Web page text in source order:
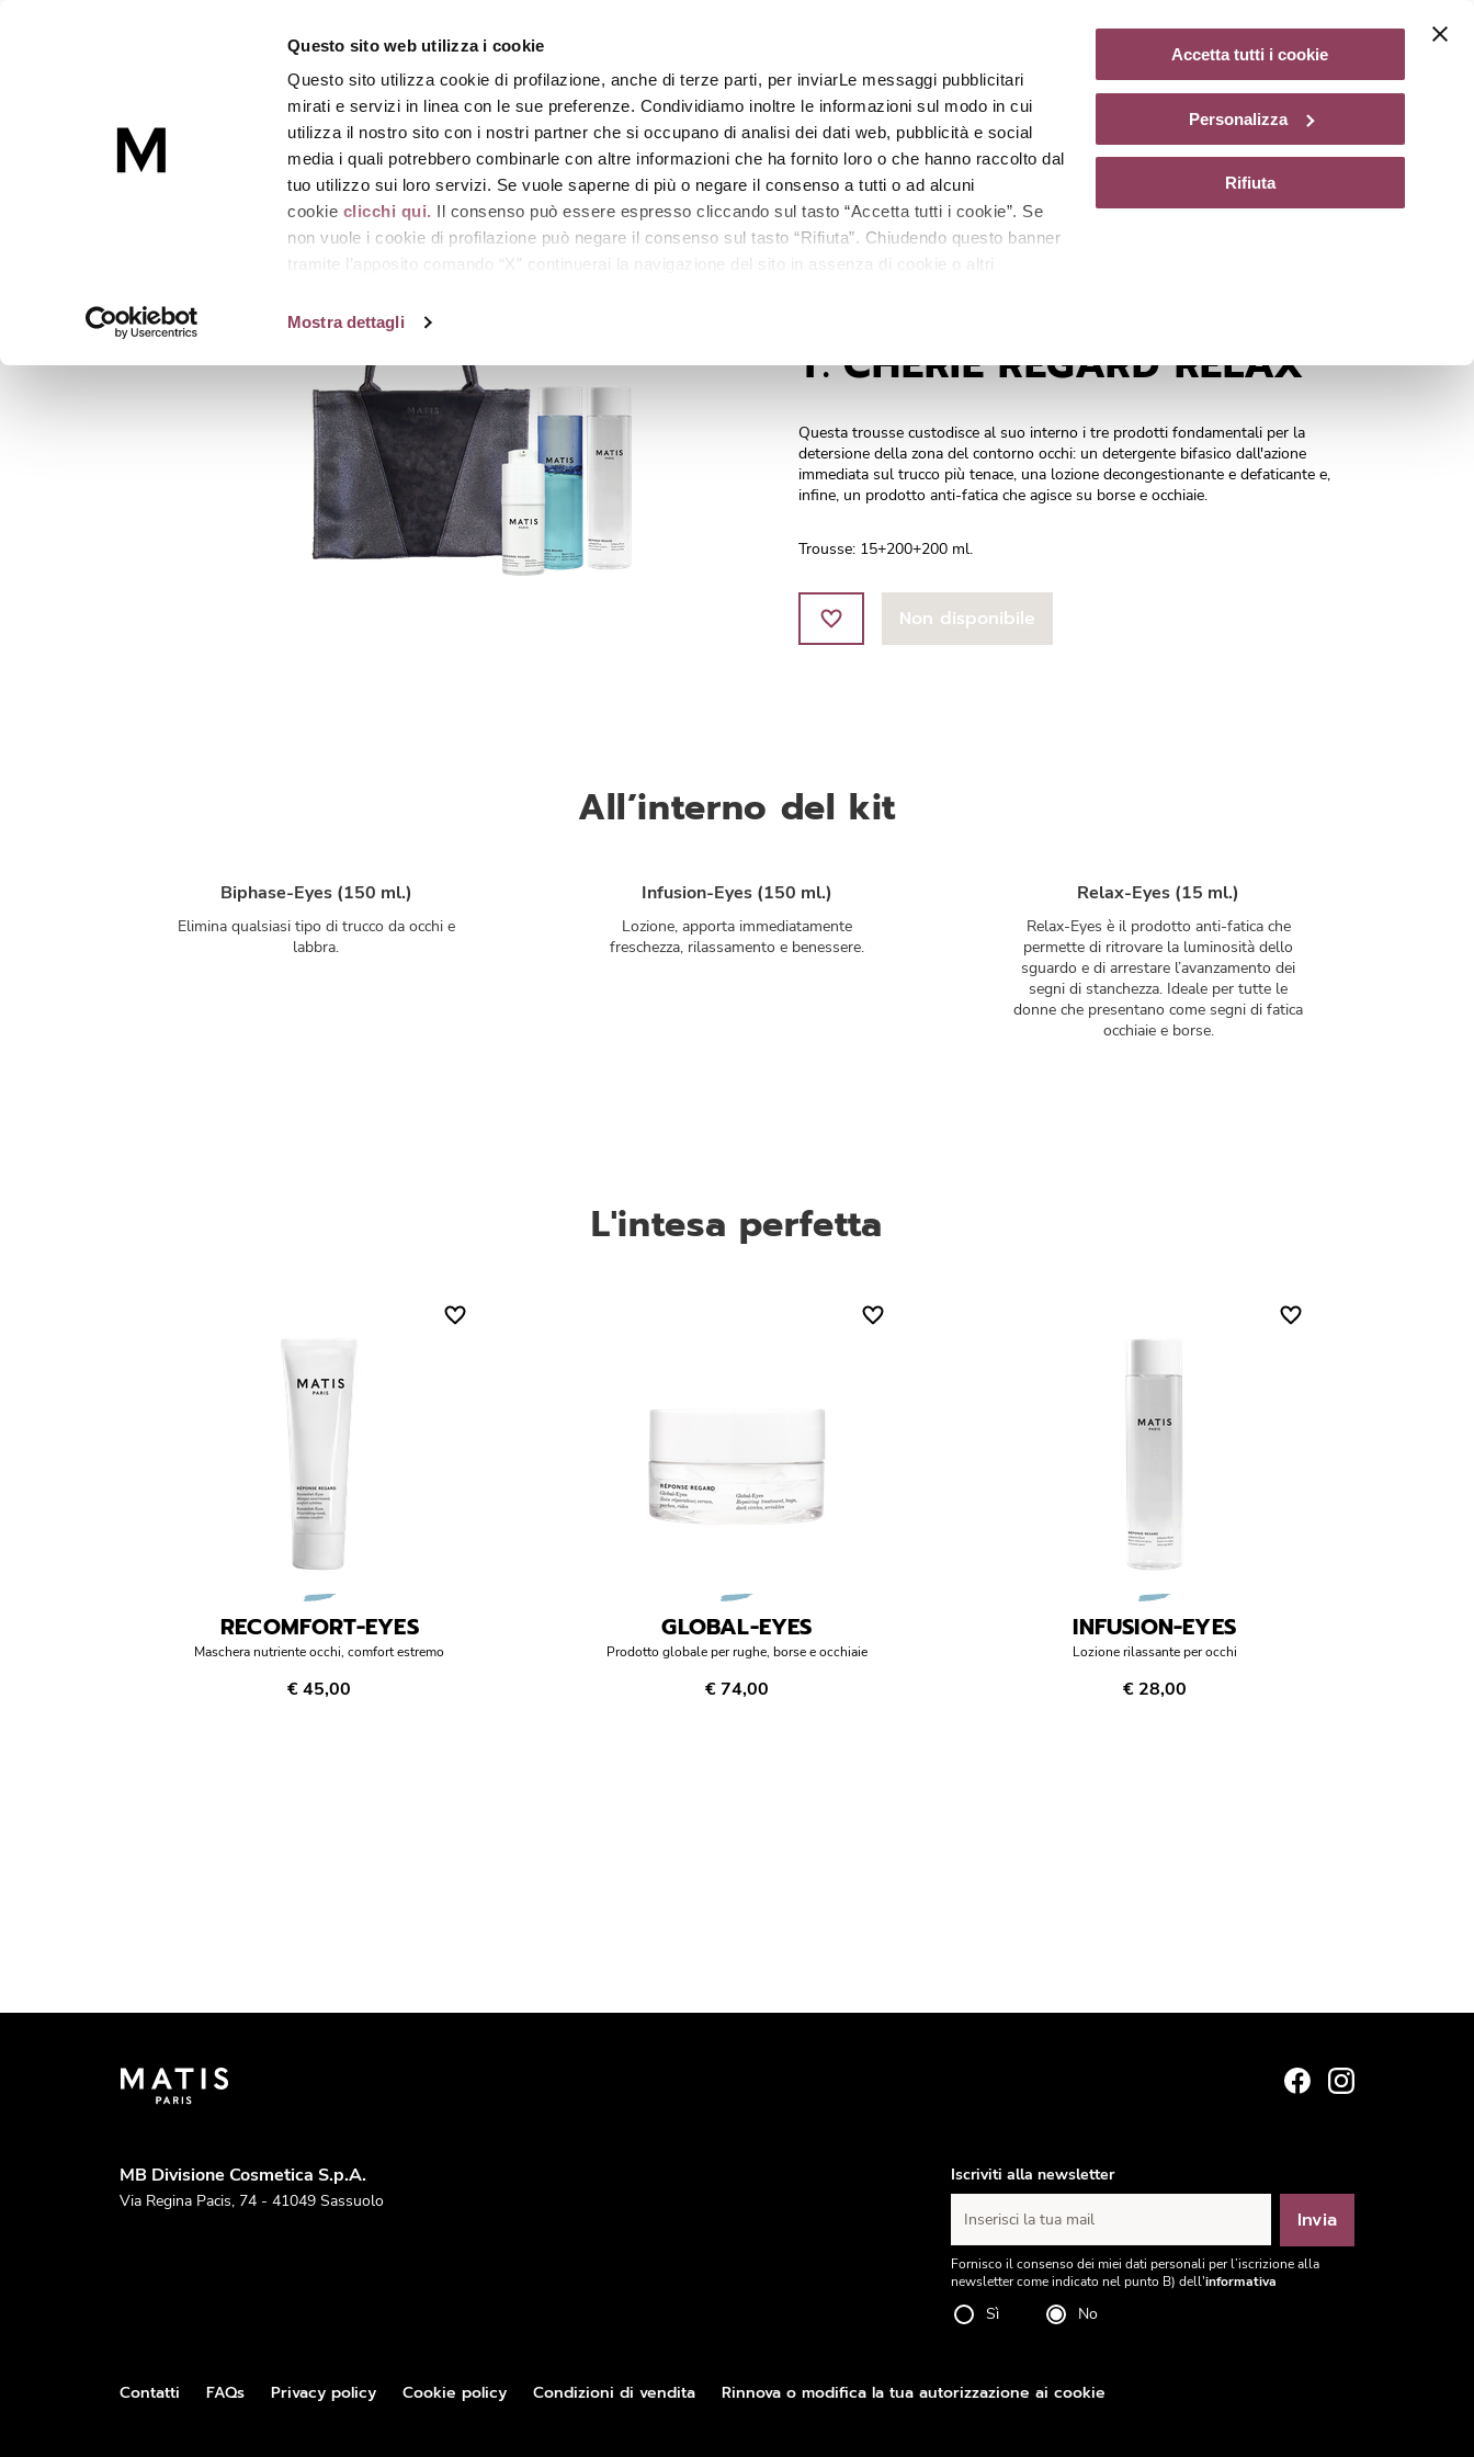
Questo sito web utilizza i cookie
Questo sito utilizza cookie di profilazione, anche di terze parti, per inviarLe messaggi pubblicitari
mirati e servizi in linea con le sue preferenze. Condividiamo inoltre le informazioni sul modo in cui
utilizza il nostro sito con i nostri partner che si occupano di analisi dei dati web, pubblicità e social
media i quali potrebbero combinarle con altre informazioni che ha fornito loro o che hanno raccolto dal
tuo utilizzo sui loro servizi. Se vuole saperne di più o negare il consenso a tutti o ad alcuni
cookie clicchi qui. Il consenso può essere espresso cliccando sul tasto “Accetta tutti i cookie”. Se
non vuole i cookie di profilazione può negare il consenso sul tasto “Rifiuta”. Chiudendo questo banner
tramite l’apposito comando “X” continuerai la navigazione del sito in assenza di cookie o altri
Mostra dettagli
Accetta tutti i cookie
Personalizza
Rifiuta
Skincare Linee Trattamenti Centri estetici Matis Paris Magazine
T. CHERIE REGARD RELAX Non disponibile
T. CHERIE REGARD RELAX
T. CHERIE REGARD RELAX
Questa trousse custodisce al suo interno i tre prodotti fondamentali per la
detersione della zona del contorno occhi: un detergente bifasico dall'azione
immediata sul trucco più tenace, una lozione decongestionante e defaticante e,
infine, un prodotto anti-fatica che agisce su borse e occhiaie.
Trousse: 15+200+200 ml.
Non disponibile
All’interno del kit
Biphase-Eyes (150 ml.)
Elimina qualsiasi tipo di trucco da occhi e
labbra.
Infusion-Eyes (150 ml.)
Lozione, apporta immediatamente
freschezza, rilassamento e benessere.
Relax-Eyes (15 ml.)
Relax-Eyes è il prodotto anti-fatica che
permette di ritrovare la luminosità dello
sguardo e di arrestare l’avanzamento dei
segni di stanchezza. Ideale per tutte le
donne che presentano come segni di fatica
occhiaie e borse.
L'intesa perfetta
RECOMFORT-EYES
Maschera nutriente occhi, comfort estremo
€ 45,00
GLOBAL-EYES
Prodotto globale per rughe, borse e occhiaie
€ 74,00
INFUSION-EYES
Lozione rilassante per occhi
€ 28,00
MB Divisione Cosmetica S.p.A.
Via Regina Pacis, 74 - 41049 Sassuolo
Iscriviti alla newsletter
Inserisci la tua mail Invia
Fornisco il consenso dei miei dati personali per l’iscrizione alla
newsletter come indicato nel punto B) dell'informativa
Sì No
Contatti FAQs Privacy policy Cookie policy Condizioni di vendita Rinnova o modifica la tua autorizzazione ai cookie